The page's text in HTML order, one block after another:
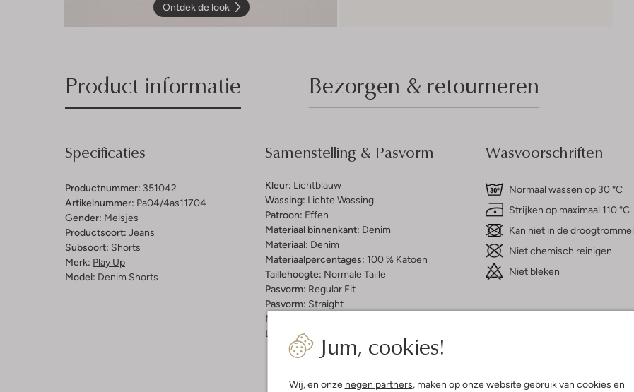
Jum, cookies!
Wij, en onze negen partners, maken op onze website gebruik van cookies en
Ontdek de look
Product informatie Bezorgen & retourneren
Specificaties
Productnummer: 351042
Artikelnummer: Pa04/4as11704
Gender: Meisjes
Productsoort: Jeans
Subsoort: Shorts
Merk: Play Up
Model: Denim Shorts
Samenstelling & Pasvorm
Kleur: Lichtblauw
Wassing: Lichte Wassing
Patroon: Effen
Materiaal binnenkant: Denim
Materiaal: Denim
Materiaalpercentages: 100 % Katoen
Taillehoogte: Normale Taille
Pasvorm: Regular Fit
Pasvorm: Straight
Mouwlengte:
Lengte:Kort
Wasvoorschriften
Normaal wassen op 30 °C
Strijken op maximaal 110 °C
Kan niet in de droogtrommel
Niet chemisch reinigen
Niet bleken